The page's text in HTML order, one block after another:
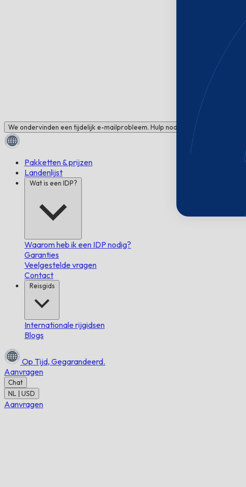
We ondervinden een tijdelijk e-mailprobleem. Hulp nodig? Chat met ons!
Pakketten & prijzen
Landenlijst
Wat is een IDP?
Waarom heb ik een IDP nodig?
Garanties
Veelgestelde vragen
Contact
Reisgids
Internationale rijgidsen
Blogs
Op Tijd, Gegarandeerd.
Aanvragen
Chat
NL | USD
Aanvragen